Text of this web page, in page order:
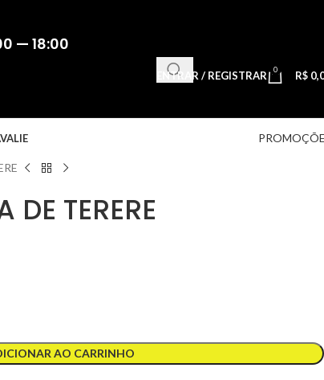
— 18:00
ENTRAR / REGISTRAR 0 R$
TERERE
AO CARRINHO